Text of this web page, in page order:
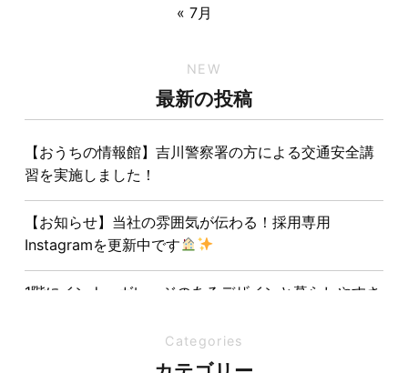
« 7月
NEW
最新の投稿
【おうちの情報館】吉川警察署の方による交通安全講
習を実施しました！
【お知らせ】当社の雰囲気が伝わる！採用専用
Instagramを更新中です
1階にインナーガレージのあるデザインと暮らしやすさ
夏の熱中症対策は家づくりから。屋根・壁・基礎の構
Categories